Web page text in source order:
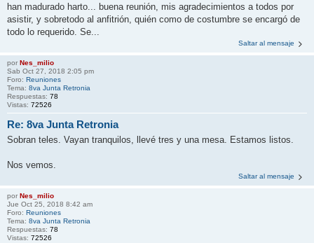
han madurado harto... buena reunión, mis agradecimientos a todos por
asistir, y sobretodo al anfitrión, quién como de costumbre se encargó de
todo lo requerido. Se...
Saltar al mensaje
por Nes_milio
Sab Oct 27, 2018 2:05 pm
Foro: Reuniones
Tema: 8va Junta Retronia
Respuestas: 78
Vistas: 72526
Re: 8va Junta Retronia
Sobran teles. Vayan tranquilos, llevé tres y una mesa. Estamos listos.
Nos vemos.
Saltar al mensaje
por Nes_milio
Jue Oct 25, 2018 8:42 am
Foro: Reuniones
Tema: 8va Junta Retronia
Respuestas: 78
Vistas: 72526